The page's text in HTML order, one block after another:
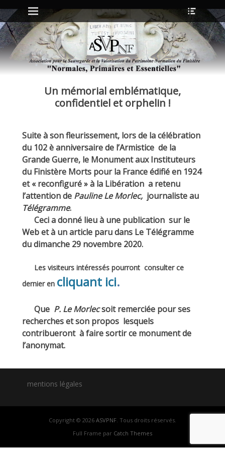
Menu principal
Aller
au
contenu
l’en-
tête
Un mémorial emblématique,
confidentiel et orphelin !
Suite à son fleurissement, lors de la célébration
du 102 è anniversaire de l’Armistice de la
Grande Guerre, le Monument aux Instituteurs
du Finistère Morts pour la France édifié en 1924
et « reconfiguré » à la Libération a retenu
l’attention de Pauline Le Morlec, journaliste au
Télégramme.
Ceci a donné lieu à une publication sur le
Web et à un article paru dans Le Télégramme
du dimanche 29 novembre 2020.
Les visiteurs intéressés pourront consulter ce
dernier en cliquant ici.
Que P. Le Morlecsoit remerciée pour ses
recherches et son propos lesquels
contribueront à faire sortir ce monument de
l’anonymat.
mentions légales
Copyright © 2026 ASVPNF. Tous droits réservés.
Full Frame par Catch Themes